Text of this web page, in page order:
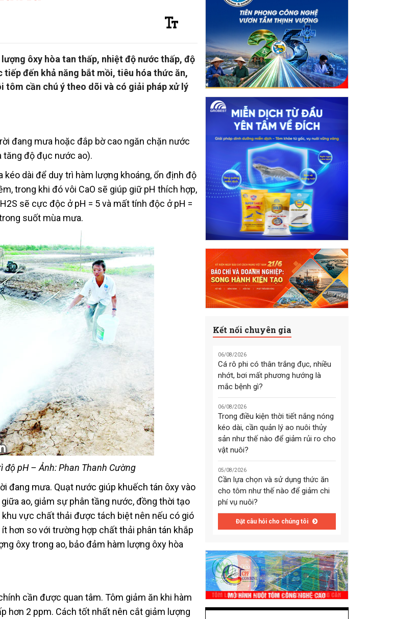
ôxy hòa tan thấp, nhiệt độ nước thấp, độ
đến khả năng bắt mồi, tiêu hóa thức ăn,
tôm cần chú ý theo dõi và có giải pháp xử lý
đang mưa hoặc đắp bờ cao ngăn chặn nước
tăng độ đục nước ao).
dài để duy trì hàm lượng khoáng, ổn định độ
trong khi đó vôi CaO sẽ giúp giữ pH thích hợp,
sẽ cực độc ở pH = 5 và mất tính độc ở pH =
suốt mùa mưa.
độ pH – Ảnh: Phan Thanh Cường
đang mưa. Quạt nước giúp khuếch tán ôxy vào
ao, giảm sự phân tầng nước, đồng thời tạo
vực chất thải được tách biệt nên nếu có gió
hơn so với trường hợp chất thải phân tán khắp
ôxy trong ao, bảo đảm hàm lượng ôxy hòa
cần được quan tâm. Tôm giảm ăn khi hàm
hơn 2 ppm. Cách tốt nhất nên cắt giảm lượng
Kết nối chuyên gia
06/08/2026
Cá rô phi có thân trắng đục, nhiều
nhớt, bơi mất phương hướng là
mắc bệnh gì?
06/08/2026
Trong điều kiện thời tiết nắng nóng
kéo dài, cần quản lý ao nuôi thủy
sản như thế nào để giảm rủi ro cho
vật nuôi?
05/08/2026
Cần lựa chọn và sử dụng thức ăn
cho tôm như thế nào để giảm chi
phí vụ nuôi?
Đặt câu hỏi cho chúng tôi